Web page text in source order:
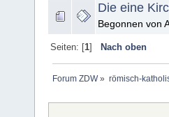
Die eine
Begonnen von
Seiten: [1] Nach oben
Forum ZDW» römisch-